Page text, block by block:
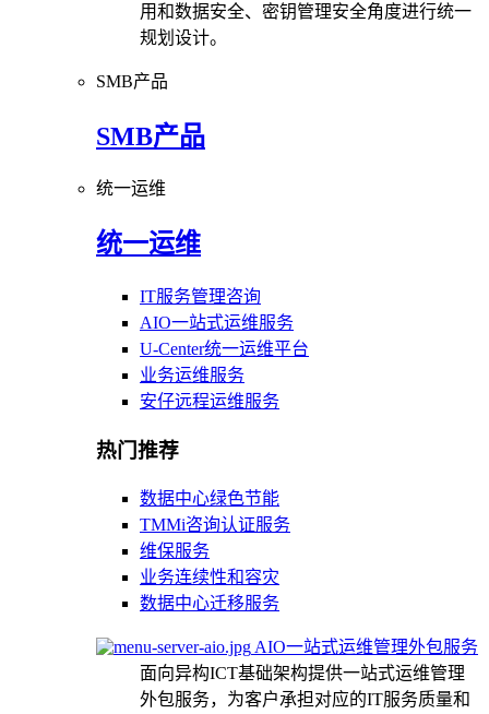
用和数据安全、密钥管理安全角度进行统一
规划设计。
SMB产品
SMB产品
统一运维
统一运维
IT服务管理咨询
AIO一站式运维服务
U-Center统一运维平台
业务运维服务
安仔远程运维服务
热门推荐
数据中心绿色节能
TMMi咨询认证服务
维保服务
业务连续性和容灾
数据中心迁移服务
AIO一站式运维管理外包服务
面向异构ICT基础架构提供一站式运维管理
外包服务，为客户承担对应的IT服务质量和